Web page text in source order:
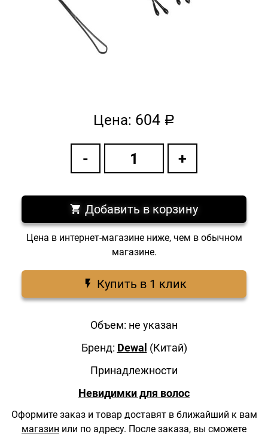
Цена: 604 a
Добавить в корзину
Цена в интернет-магазине ниже, чем в обычном
магазине.
Купить в 1 клик
Объем: не указан
Бренд: Dewal (Китай)
Принадлежности
Невидимки для волос
Оформите заказ и товар доставят в ближайший к вам
магазин или по адресу. После заказа, вы сможете